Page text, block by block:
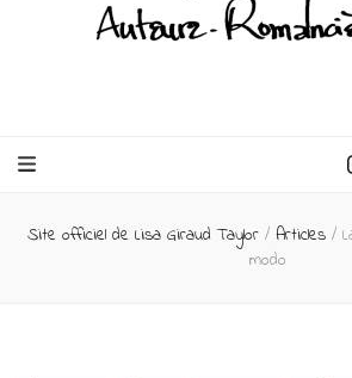
Auteur
Site officiel de Lisa Giraud Taylor / Articles /
modo